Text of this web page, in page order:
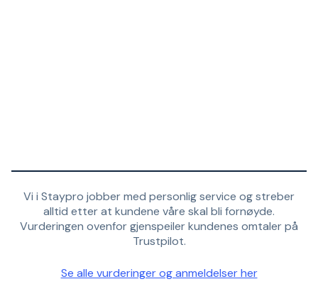
Vi i Staypro jobber med personlig service og streber
alltid etter at kundene våre skal bli fornøyde.
Vurderingen ovenfor gjenspeiler kundenes omtaler på
Trustpilot.
Se alle vurderinger og anmeldelser her